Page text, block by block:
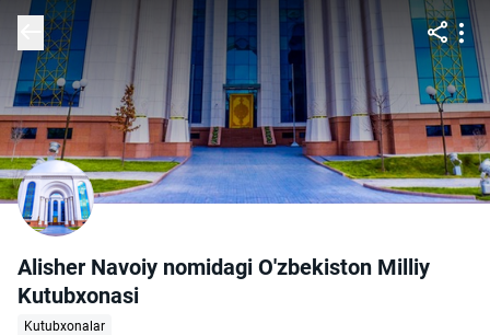
Alisher Navoiy nomidagi O'zbekiston Milliy
Kutubxonasi
Kutubxonalar